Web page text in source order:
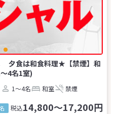
夕食は和食料理★【禁煙】和
4名1室)
1～4名 和室 禁煙
税込14,800～17,200円